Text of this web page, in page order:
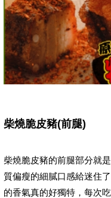
柴燒脆皮豬(前腿)
柴燒脆皮豬的前腿部分就
質偏瘦的細膩口感給迷住
的香氣真的好獨特，每次